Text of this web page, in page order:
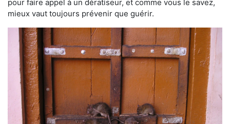
pour faire appel à un dératiseur, et comme vous le savez,
mieux vaut toujours prévenir que guérir.